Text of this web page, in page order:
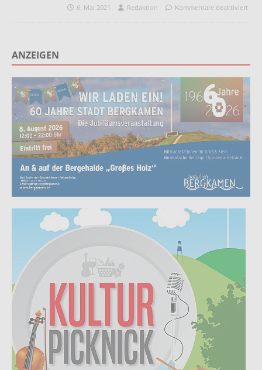
6. Mai 2021 Redaktion Kommentare deaktiviert
ANZEIGEN